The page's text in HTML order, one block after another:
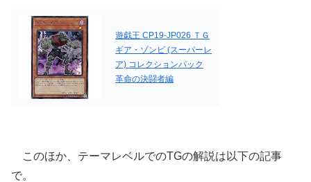
遊戯王 CP19-JP026 ＴＧ
ギア・ゾンビ (スーパーレ
ア) コレクションパック
革命の決闘者編
このほか、テーマレベルでのTGの解説は以下の記事
で。